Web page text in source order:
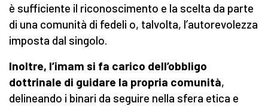
è sufficiente il riconoscimento e la scelta da parte
di una comunità di fedeli o, talvolta, l’autorevolezza
imposta dal singolo.
Inoltre, l’imam si fa carico dell’obbligo
dottrinale di guidare la propria comunità,
delineando i binari da seguire nella sfera etica e